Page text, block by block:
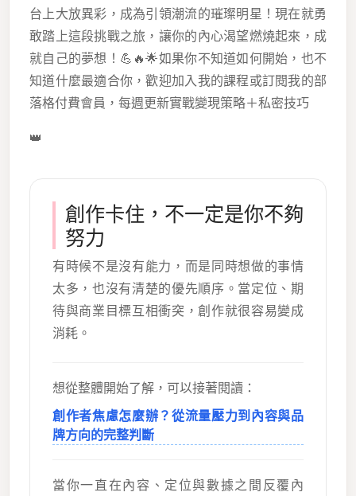
台上大放異彩，成為引領潮流的璀璨明星！現在就勇
敢踏上這段挑戰之旅，讓你的內心渴望燃燒起來，成
就自己的夢想！💪🔥🌟如果你不知道如何開始，也不
知道什麼最適合你，歡迎加入我的課程或訂閱我的部
落格付費會員，每週更新實戰變現策略＋私密技巧
👑
創作卡住，不一定是你不夠
努力
有時候不是沒有能力，而是同時想做的事情
太多，也沒有清楚的優先順序。當定位、期
待與商業目標互相衝突，創作就很容易變成
消耗。
想從整體開始了解，可以接著閱讀：
創作者焦慮怎麼辦？從流量壓力到內容與品
牌方向的完整判斷
當你一直在內容、定位與數據之間反覆內